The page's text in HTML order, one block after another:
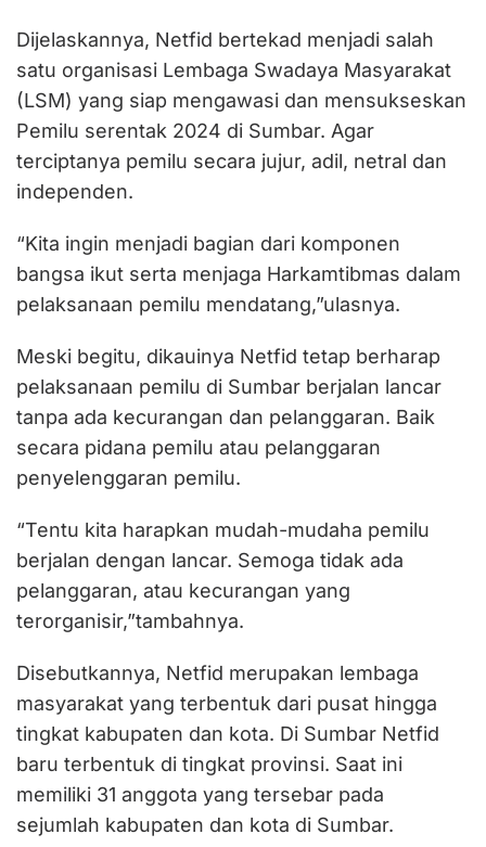
Dijelaskannya, Netfid bertekad menjadi salah
satu organisasi Lembaga Swadaya Masyarakat
(LSM) yang siap mengawasi dan mensukseskan
Pemilu serentak 2024 di Sumbar. Agar
terciptanya pemilu secara jujur, adil, netral dan
independen.
“Kita ingin menjadi bagian dari komponen
bangsa ikut serta menjaga Harkamtibmas dalam
pelaksanaan pemilu mendatang,”ulasnya.
Meski begitu, dikauinya Netfid tetap berharap
pelaksanaan pemilu di Sumbar berjalan lancar
tanpa ada kecurangan dan pelanggaran. Baik
secara pidana pemilu atau pelanggaran
penyelenggaran pemilu.
“Tentu kita harapkan mudah-mudaha pemilu
berjalan dengan lancar. Semoga tidak ada
pelanggaran, atau kecurangan yang
terorganisir,”tambahnya.
Disebutkannya, Netfid merupakan lembaga
masyarakat yang terbentuk dari pusat hingga
tingkat kabupaten dan kota. Di Sumbar Netfid
baru terbentuk di tingkat provinsi. Saat ini
memiliki 31 anggota yang tersebar pada
sejumlah kabupaten dan kota di Sumbar.